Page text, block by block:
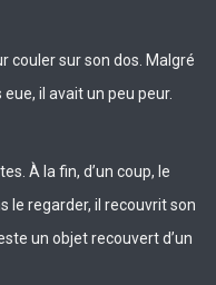
couler sur son dos. Malgré
il avait un peu peur.
À la fin, d’un coup, le
le regarder, il recouvrit son
un objet recouvert d’un